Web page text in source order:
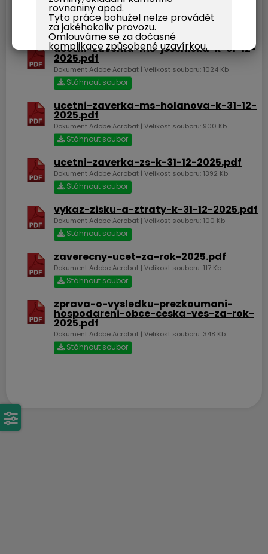
ucetni-zaverka-kb-k-31-12-2025.pdf
Dokument Adobe Acrobat | Velikost souboru: 1046 Kb
Stáhnout soubor
ucetni-zaverka-ms-jesenicka-k-31-12-
2025.pdf
Dokument Adobe Acrobat | Velikost souboru: 1024 Kb
Stáhnout soubor
ucetni-zaverka-ms-holanova-k-31-12-
2025.pdf
Dokument Adobe Acrobat | Velikost souboru: 900 Kb
Stáhnout soubor
ucetni-zaverka-zs-k-31-12-2025.pdf
Dokument Adobe Acrobat | Velikost souboru: 1392 Kb
Stáhnout soubor
vykaz-zisku-a-ztraty-k-31-12-2025.pdf
Dokument Adobe Acrobat | Velikost souboru: 100 Kb
Stáhnout soubor
zaverecny-ucet-za-rok-2025.pdf
Dokument Adobe Acrobat | Velikost souboru: 117 Kb
Stáhnout soubor
zprava-o-vysledku-prezkoumani-
hospodareni-obce-ceska-ves-za-rok-
2025.pdf
Dokument Adobe Acrobat | Velikost souboru: 348 Kb
Stáhnout soubor
rovnaniny apod.
Tyto práce bohužel nelze provádět
za jakéhokoliv provozu.
Omlouváme se za dočasné
komplikace způsobené uzavírkou.
Obec Česká Ves
Ke stažení
Upozornění úplná uzavírka
místní komunikace Za
Řekou.docx
Dokument Aplikace Word | Velikost souboru: 18 Kb